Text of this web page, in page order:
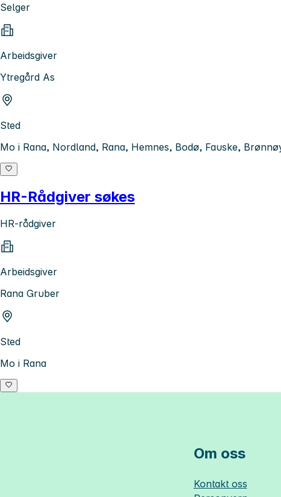
Selger
Arbeidsgiver
Ytregård As
Sted
Mo i Rana, Nordland, Rana, Hemnes, Bodø, Fauske,
HR-Rådgiver søkes
HR-rådgiver
Arbeidsgiver
Rana Gruber
Sted
Mo i Rana
Om oss
Kontakt oss